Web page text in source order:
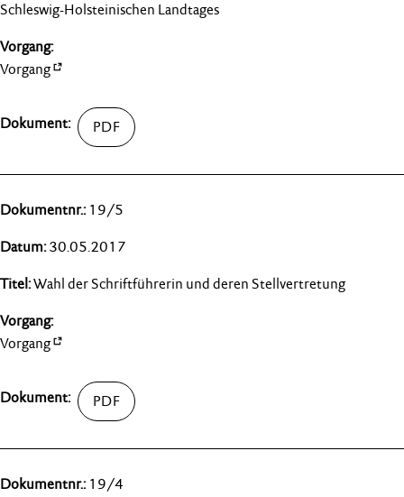
Schleswig-Holsteinischen Landtages
Vorgang
19/5
30.05.2017
Wahl der Schriftführerin und deren Stellvertretung
Vorgang
19/4